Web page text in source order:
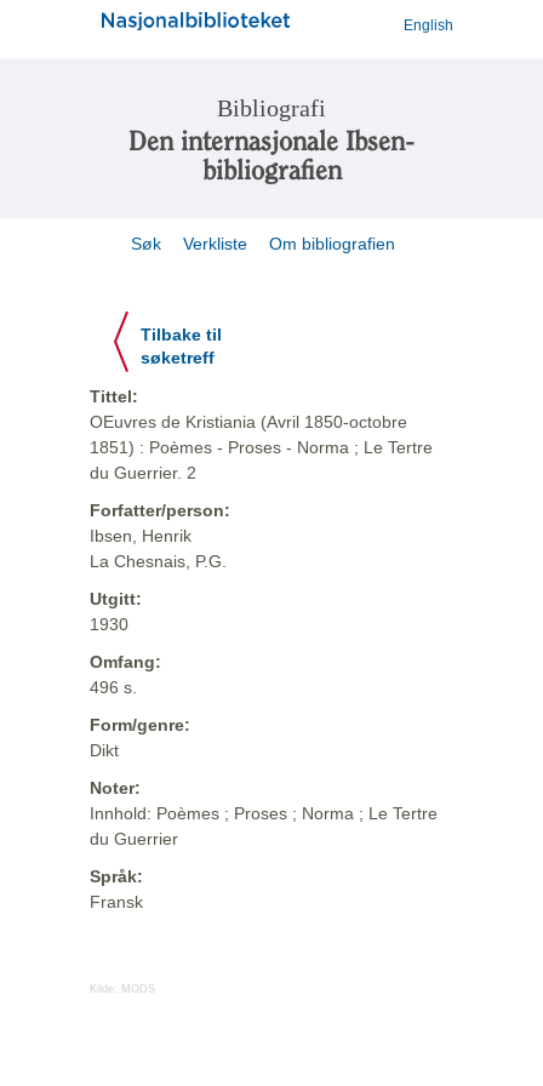
English
Bibliografi
Den internasjonale Ibsen-
bibliografien
Søk Verkliste Om bibliografien
Tilbake til
søketreff
Tittel:
OEuvres de Kristiania (Avril 1850-octobre
1851) : Poèmes - Proses - Norma ; Le Tertre
du Guerrier. 2
Forfatter/person:
Ibsen, Henrik
La Chesnais, P.G.
Utgitt:
1930
Omfang:
496 s.
Form/genre:
Dikt
Noter:
Innhold: Poèmes ; Proses ; Norma ; Le Tertre
du Guerrier
Språk:
Fransk
Kilde: MODS